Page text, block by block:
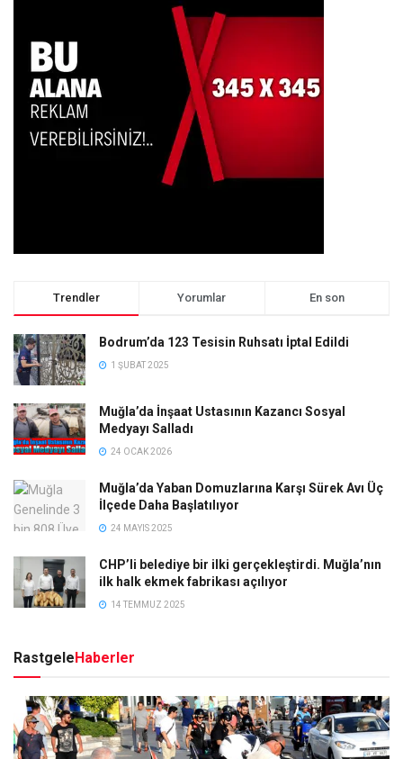
Trendler Yorumlar En son
Bodrum’da 123 Tesisin Ruhsatı İptal Edildi
1 ŞUBAT 2025
Muğla’da İnşaat Ustasının Kazancı Sosyal
Medyayı Salladı
24 OCAK 2026
Muğla’da Yaban Domuzlarına Karşı Sürek Avı Üç
İlçede Daha Başlatılıyor
24 MAYIS 2025
CHP’li belediye bir ilki gerçekleştirdi. Muğla’nın
ilk halk ekmek fabrikası açılıyor
14 TEMMUZ 2025
Rastgele Haberler